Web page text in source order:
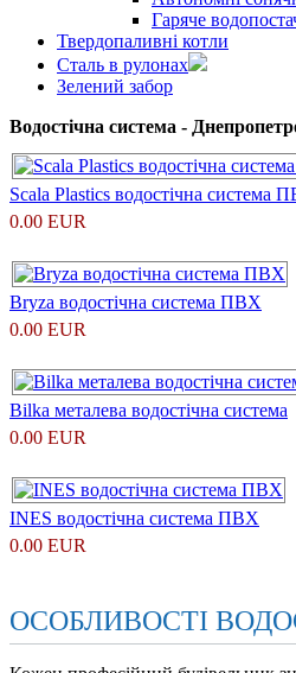
Гаряче
Твердопаливні котли
Сталь в рулонах
Зелений забор
Водостічна система -
Scala Plastics водостічна система
0.00 EUR
Bryza водостічна система ПВХ
0.00 EUR
Bilka металева водостічна система
0.00 EUR
INES водостічна система ПВХ
0.00 EUR
ОСОБЛИВОСТІ